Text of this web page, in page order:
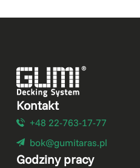
Kontakt
+48 22-763-17-77
bok@gumitaras.pl
Godziny pracy